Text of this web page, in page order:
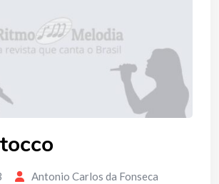
Antonio Carlos da Fonseca